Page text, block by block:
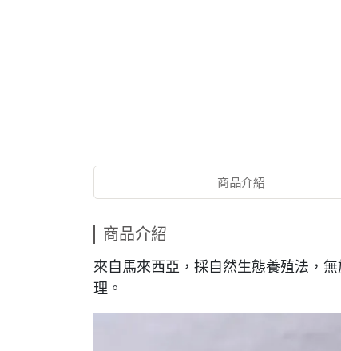
商品介紹
商品介紹
來自馬來西亞，採自然生態養殖法，
理。